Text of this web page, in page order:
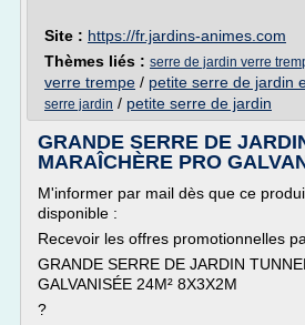
Site : https://fr.jardins-animes.com
Thèmes liés : serre de jardin verre
verre trempe / petite serre de jardin
serre jardin / petite serre de jardin
GRANDE SERRE DE
MARAÎCHÈRE PRO
M'informer par mail dès que ce
disponible :
Recevoir les offres promotionnelles
GRANDE SERRE DE JARDIN
GALVANISÉE 24M² 8X3X2M
?